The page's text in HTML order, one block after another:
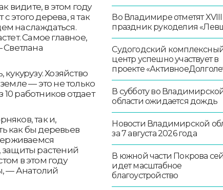
видите, в этом году
этого дерева, я так
наслаждаться.
Самое главное,
Хозяйство
— это не только
работников отдает
так и,
как бы деревьев
растений
в этом году
— Анатолий
Во Владимире отметят XVIII
праздник рукоделия
Судогодский
центр успешно участвует в
проекте
В субботу во
области ожидается дождь
Новости Владимирской
за 7 августа 2026 года
В южной части Покрова
идет масштабное
благоустройство